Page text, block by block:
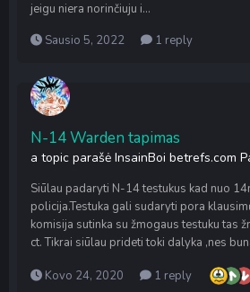
jeigu niera norinčiuju i...
Sausio 5, 2022
1 reply
N-14 Warden tapimas
a topic parašė InsainBoi betrefs.com
Siūlau padaryti N-14 testukus kad nuo
policija.Testuka gali sudaryti pora
komisija sutinka su žmogaus testuku tas
ct. Tikrai siūlau prideti toki dalyka ,nes
Kovo 24, 2020 1 reply